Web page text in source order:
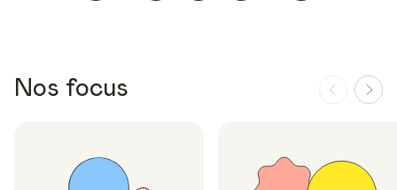
Nos focus